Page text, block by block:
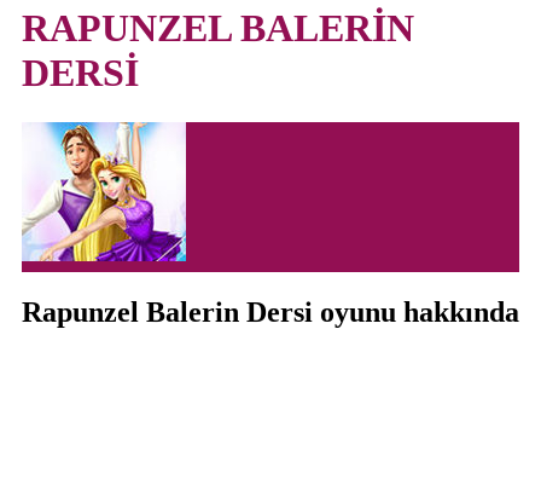
RAPUNZEL BALERİN
DERSİ
Rapunzel Balerin Dersi oyunu hakkında